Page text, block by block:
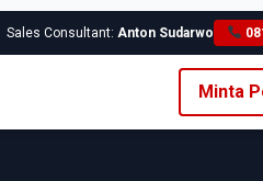
Sales Consultant:Anton Sudarwo
Minta